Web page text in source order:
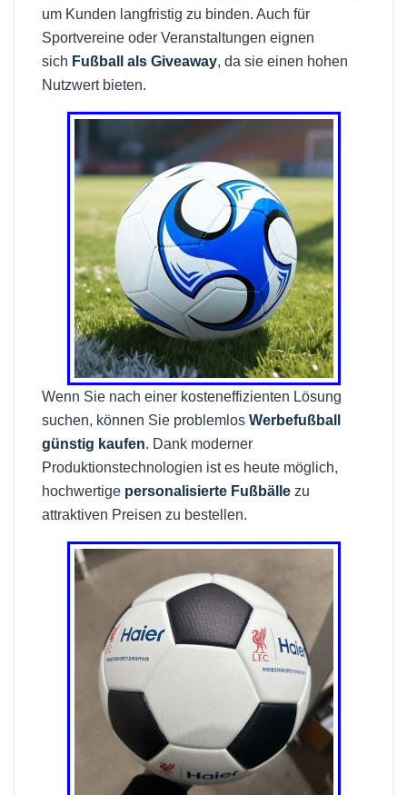
um Kunden langfristig zu binden. Auch für
Sportvereine oder Veranstaltungen eignen
sich Fußball als Giveaway, da sie einen hohen
Nutzwert bieten.
Wenn Sie nach einer kosteneffizienten Lösung
suchen, können Sie problemlos Werbefußball
günstig kaufen. Dank moderner
Produktionstechnologien ist es heute möglich,
hochwertige personalisierte Fußbälle zu
attraktiven Preisen zu bestellen.